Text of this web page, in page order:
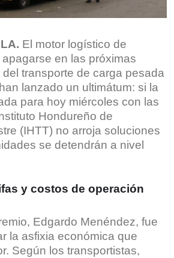
El motor logístico de
en las próximas
del transporte de carga pesada
lanzado un ultimátum: si la
para hoy miércoles con las
Hondureño de
(IHTT) no arroja soluciones
se detendrán a nivel
y costos de operación
Edgardo Menéndez, fue
la asfixia económica que
Según los transportistas,